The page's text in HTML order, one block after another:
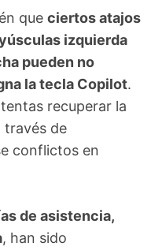
que ciertos atajos
izquierda
pueden no
la tecla Copilot.
recuperar la
través de
conflictos en
de asistencia,
, han sido